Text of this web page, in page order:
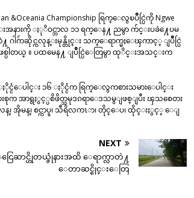
Championship ရြက္ေလွၿပိဳင္ပြဲကို Ngwe
ခမ္းအနားကို ႏုိဝင္ဘာလ ၁၁ ရက္ေန႔ ညမွာ က်င္းပခဲ႔ေပမ
ာဆိုင္ကလုန္းမုန္တိုင္း သက္ေရာက္မႈေၾကာင့္ ျပိဳင္ပြဲ
ပါတယ္ ။ ပထမေန႔ ျပိဳင္ပြဲေတြမွာ ထုိင္းအသင္းက
ကို ႏိုင္ငံေပါင္း ၁၆ ႏိုင္ငံက ရြက္ေလွကစားသမားေပါင္း
းစုက အာရွႏွင့္ပစိဖိတ္သမုဒၵရာေဒသမွျဖစ္ျပီး ၾသစေတး
လန္၊ အိုမန္၊ စင္ကာပူ၊ သီရိလကၤာ၊ တိုင္ေပ၊ ထိုင္းႏွင့္ ေျ
NEXT
ြေဆာင္ဟိုတယ္ဇုံနားအထိ ေရာက္လာတဲ႔
ေတာဆင္ရိုင္းေတြ